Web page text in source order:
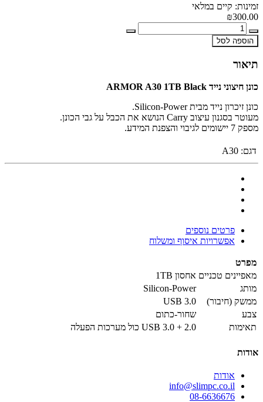
זמינות: קיים במלאי
₪300.00
הוספה לסל
תיאור
כונן חיצוני נייד ARMOR A30 1TB Black
כונן זיכרון נייד מבית Silicon-Power.
מעוטר בסגנון עיצוב Carry הנושא את הכבל על גבי הכונן.
מספק 7 יישומים לגיבוי והצפנת המידע.
דגם: A30
פרטים נוספים
אפשרויות איסוף ומשלוח
מפרט
מאפיינים טכניים אחסון 1TB
מותג
Silicon-Power
ממשק (חיבור)
USB 3.0
צבע
שחור-כתום
תאימות
USB 3.0 + 2.0 כול מערכות הפעלה
אודות
אודות
info@slimpc.co.il
08-6636676